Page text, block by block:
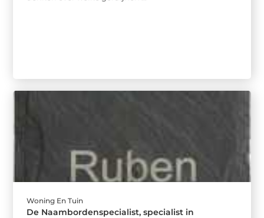
Woning En Tuin
De Naambordenspecialist, specialist in